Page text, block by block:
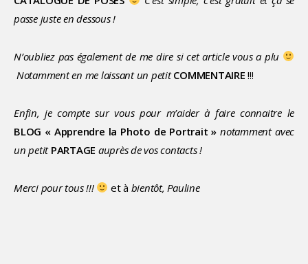
passe juste en dessous !
N’oubliez pas également de me dire si cet article vous a plu
Notamment en me laissant un petitCOMMENTAIRE !!!
Enfin, je compte sur vous pour m’aider à faire connaitre le
BLOG « Apprendre la Photo de Portrait » notamment avec
un petit PARTAGE auprès de vos contacts !
Merci pour tous !!! et à bientôt, Pauline